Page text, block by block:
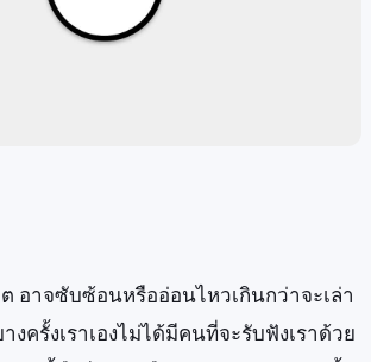
อาจซับซ้อนหรืออ่อนไหวเกินกว่าจะเล่า
งครั้งเราเองไม่ได้มีคนที่จะรับฟังเราด้วย